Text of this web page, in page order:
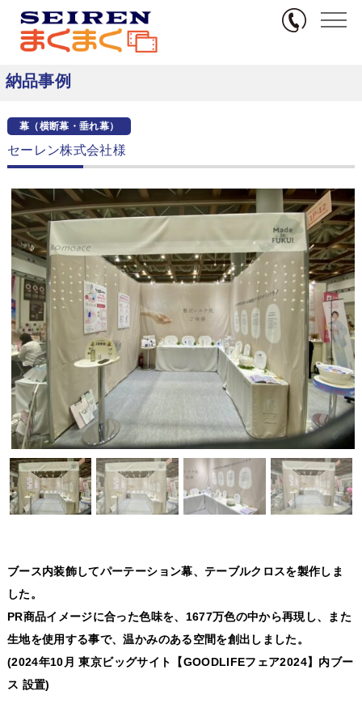
無料サンプル
TOP 納品事例 幕（横断幕・垂れ幕）
納品事例
幕（横断幕・垂れ幕）
セーレン株式会社様
ブース内装飾してパーテーション幕、テーブルクロスを製作しま
した。
PR商品イメージに合った色味を、1677万色の中から再現し、また
生地を使用する事で、温かみのある空間を創出しました。
(2024年10月 東京ビッグサイト【GOODLIFEフェア2024】内ブー
ス 設置)